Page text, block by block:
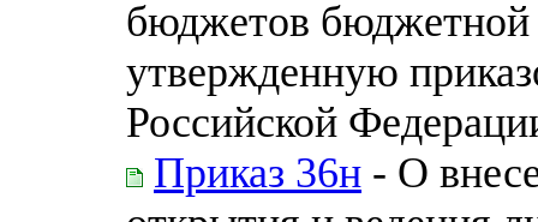
бюджетов бюджетной
утвержденную
Российской
Приказ 36н - О